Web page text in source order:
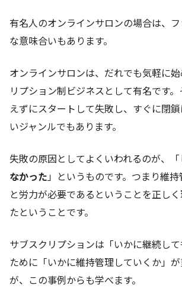
有名人のオンラインサロンの場合は、
な意味合いもあります。
オンラインサロンは、だれでも気軽に
リプション制ビジネスとして有名です
えずにスタートして失敗し、すぐに閉
いジャンルでもあります。
失敗の原因としてよくいわれるのが、「
なかった」というものです。つまり維
と労力が必要であるということを正し
たということです。
サブスクリプションは「いかに継続し
ために「いかに維持管理していくか」
が、この事例からも学べます。